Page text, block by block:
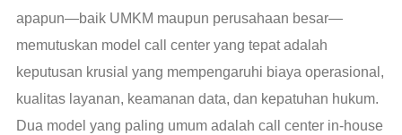
apapun—baik UMKM maupun perusahaan besar—
memutuskan model call center yang tepat adalah
keputusan krusial yang mempengaruhi biaya operasional,
kualitas layanan, keamanan data, dan kepatuhan hukum.
Dua model yang paling umum adalah call center in-house